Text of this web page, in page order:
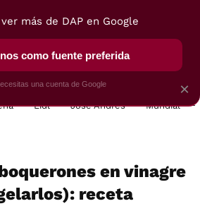
SELECCIÓN VEGUI
Lidl José Andrés Mundial
en vinagre
receta
×
más de DAP en Google
como fuente preferida
una cuenta de Google